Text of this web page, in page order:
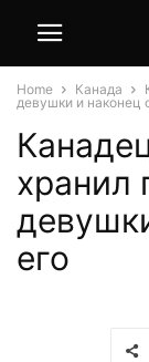
Home Канада
девушки и наконец
хранил
его